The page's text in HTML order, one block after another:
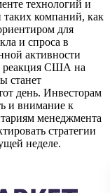
технологий и
таких компаний, как
для
и спроса в
активности
реакция США на
станет
день. Инвесторам
и внимание к
менеджмента
стратегии
неделе.